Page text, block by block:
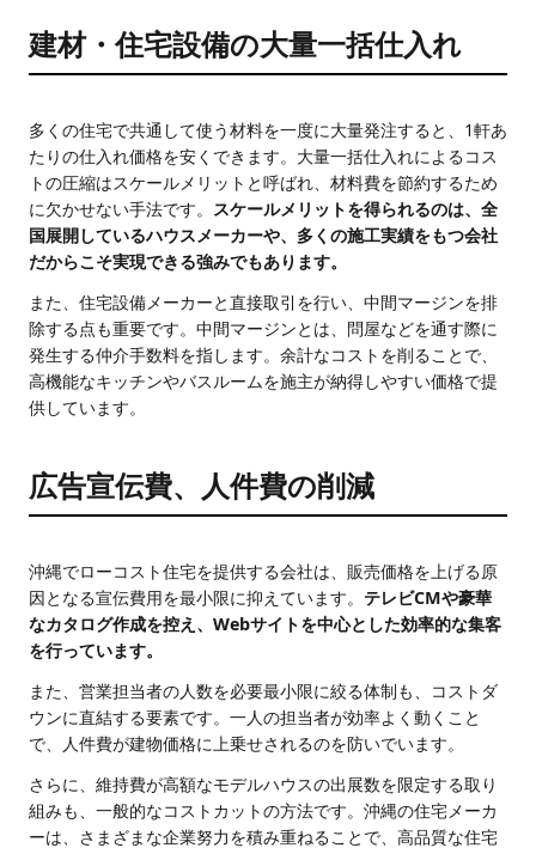
建材・住宅設備の大量一括仕入れ
多くの住宅で共通して使う材料を一度に大量発注すると、1軒あ
たりの仕入れ価格を安くできます。大量一括仕入れによるコス
トの圧縮はスケールメリットと呼ばれ、材料費を節約するため
に欠かせない手法です。 スケールメリットを得られるのは、全
国展開しているハウスメーカーや、多くの施工実績をもつ会社
だからこそ実現できる強みでもあります。
また、住宅設備メーカーと直接取引を行い、中間マージンを排
除する点も重要です。中間マージンとは、問屋などを通す際に
発生する仲介手数料を指します。余計なコストを削ることで、
高機能なキッチンやバスルームを施主が納得しやすい価格で提
供しています。
広告宣伝費、人件費の削減
沖縄でローコスト住宅を提供する会社は、販売価格を上げる原
因となる宣伝費用を最小限に抑えています。 テレビCMや豪華
なカタログ作成を控え、Webサイトを中心とした効率的な集客
を行っています。
また、営業担当者の人数を必要最小限に絞る体制も、コストダ
ウンに直結する要素です。一人の担当者が効率よく動くこと
で、人件費が建物価格に上乗せされるのを防いでいます。
さらに、維持費が高額なモデルハウスの出展数を限定する取り
組みも、一般的なコストカットの方法です。沖縄の住宅メーカ
ーは、さまざまな企業努力を積み重ねることで、高品質な住宅